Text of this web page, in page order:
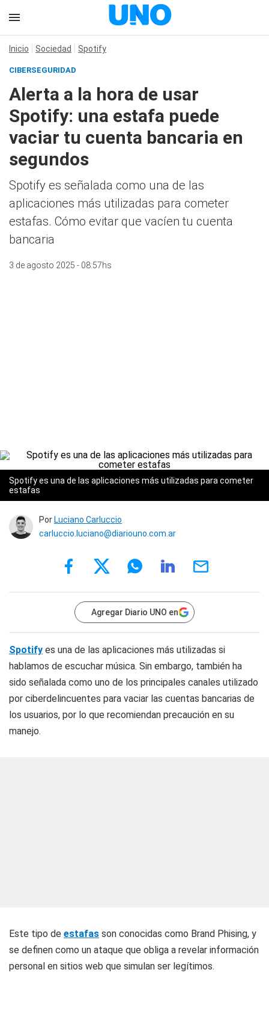
Inicio Sociedad Spotify
CIBERSEGURIDAD
Alerta a la hora de usar
Spotify: una estafa puede
vaciar tu cuenta bancaria en
segundos
Spotify es señalada como una de las
aplicaciones más utilizadas para cometer
estafas. Cómo evitar que vacíen tu cuenta
bancaria
3 de agosto 2025 - 08:57hs
Spotify es una de las aplicaciones más utilizadas para cometer
estafas
Por Luciano Carluccio
carluccio.luciano@diariouno.com.ar
Agregar Diario UNO en
Spotify es una de las aplicaciones más utilizadas si
hablamos de escuchar música. Sin embargo, también ha
sido señalada como uno de los principales canales utilizado
por ciberdelincuentes para vaciar las cuentas bancarias de
los usuarios, por lo que recomiendan precaución en su
manejo.
Este tipo de estafas son conocidas como Brand Phising, y
se definen como un ataque que obliga a revelar información
personal en sitios web que simulan ser legítimos.